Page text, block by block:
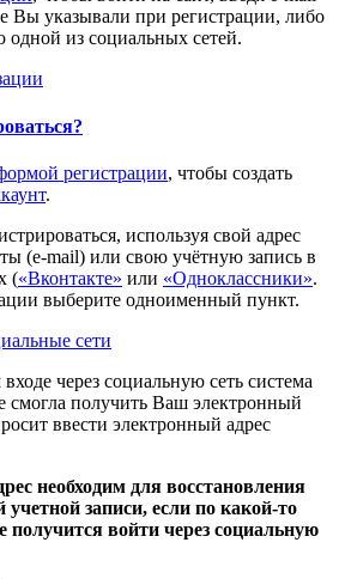
Вы указывали при регистрации, либо
из социальных сетей.
регистрации, чтобы создать
.
используя свой адрес
(e-mail) или свою учётную запись в
(«Вконтакте» или «Одноклассники».
выберите одноименный пункт.
через социальную сеть система
смогла получить Ваш электронный
ввести электронный адрес
необходим для восстановления
записи, если по какой-то
получится войти через социальную